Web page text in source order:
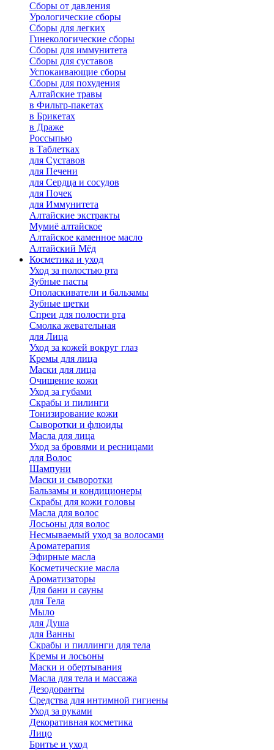
Сборы от давления
Урологические сборы
Сборы для легких
Гинекологические сборы
Сборы для иммунитета
Сборы для суставов
Успокаивающие сборы
Сборы для похудения
Алтайские травы
в Фильтр-пакетах
в Брикетах
в Драже
Россыпью
в Таблетках
для Cуставов
для Печени
для Сердца и сосудов
для Почек
для Иммунитета
Алтайские экстракты
Мумиё алтайское
Алтайское каменное масло
Алтайский Мёд
Косметика и уход
Уход за полостью рта
Зубные пасты
Ополаскиватели и бальзамы
Зубные щетки
Спреи для полости рта
Смолка жевательная
для Лица
Уход за кожей вокруг глаз
Кремы для лица
Маски для лица
Очищение кожи
Уход за губами
Скрабы и пилинги
Тонизирование кожи
Сыворотки и флюиды
Масла для лица
Уход за бровями и ресницами
для Волос
Шампуни
Маски и сыворотки
Бальзамы и кондиционеры
Скрабы для кожи головы
Масла для волос
Лосьоны для волос
Несмываемый уход за волосами
Ароматерапия
Эфирные масла
Косметические масла
Ароматизаторы
Для бани и сауны
для Тела
Мыло
для Душа
для Ванны
Скрабы и пиллинги для тела
Кремы и лосьоны
Маски и обертывания
Масла для тела и массажа
Дезодоранты
Средства для интимной гигиены
Уход за руками
Декоративная косметика
Лицо
Бритье и уход